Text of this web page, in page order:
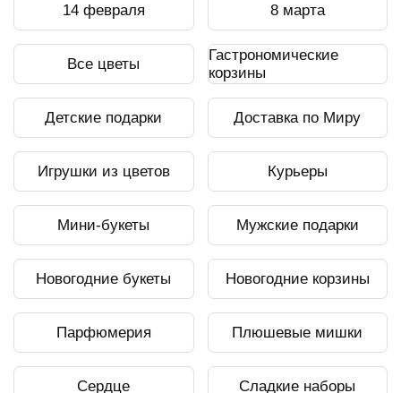
14 февраля 8 марта
Все цветы
Гастрономические
корзины
Детские подарки Доставка по Миру
Игрушки из цветов Курьеры
Мини-букеты Мужские подарки
Новогодние букеты Новогодние корзины
Парфюмерия Плюшевые мишки
Сердце Сладкие наборы